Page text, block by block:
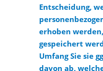
Entscheidung,
erhoben
gespeichert
Umfang Sie sie
davon ab,